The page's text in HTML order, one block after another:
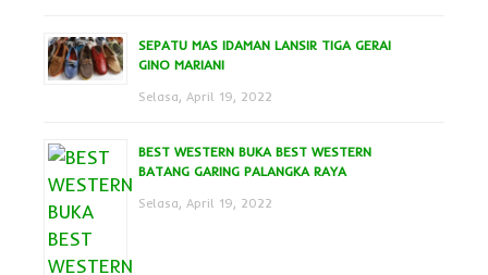
SEPATU MAS IDAMAN LANSIR TIGA GERAI
GINO MARIANI
Selasa, April 19, 2022
BEST WESTERN BUKA BEST WESTERN
BATANG GARING PALANGKA RAYA
Selasa, April 19, 2022